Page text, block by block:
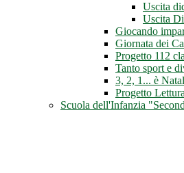
Uscita
Uscita
Giocando
Giornata dei
Progetto 112
Tanto sport e
3, 2, 1... è
Progetto Lettura
Scuola dell'Infanzia